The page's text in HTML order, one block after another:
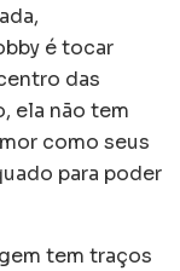
é tocar
das
ela não tem
como seus
para poder
tem traços